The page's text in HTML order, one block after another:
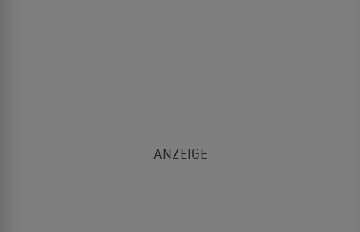
Kein Wunder, dass Lena Angelo nur mit versteinerter